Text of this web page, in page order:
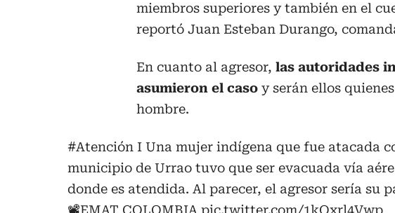
miembros superiores y también en el
reportó Juan Esteban Durango,
En cuanto al agresor, las autoridades
asumieron el caso y serán ellos
hombre.
#Atención I Una mujer indígena que fue atacada
municipio de Urrao tuvo que ser evacuada vía
donde es atendida. Al parecer, el agresor sería su
📽️EMAT COLOMBIA pic.twitter.com/1kOxrl4Vwp